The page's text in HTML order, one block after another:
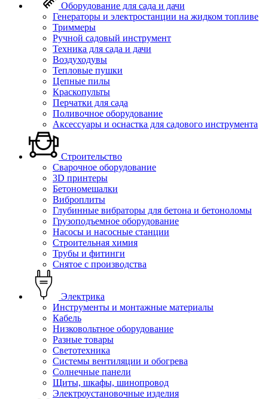
Оборудование для сада и дачи
Генераторы и электростанции на жидком топливе
Триммеры
Ручной садовый инструмент
Техника для сада и дачи
Воздуходувы
Тепловые пушки
Цепные пилы
Краскопульты
Перчатки для сада
Поливочное оборудование
Аксессуары и оснастка для садового инструмента
Строительство
Сварочное оборудование
3D принтеры
Бетономешалки
Виброплиты
Глубинные вибраторы для бетона и бетоноломы
Грузоподъемное оборудование
Насосы и насосные станции
Строительная химия
Трубы и фитинги
Снятое с производства
Электрика
Инструменты и монтажные материалы
Кабель
Низковольтное оборудование
Разные товары
Светотехника
Системы вентиляции и обогрева
Солнечные панели
Щиты, шкафы, шинопровод
Электроустановочные изделия